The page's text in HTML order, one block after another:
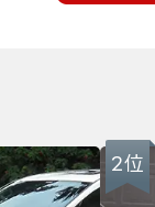
2位